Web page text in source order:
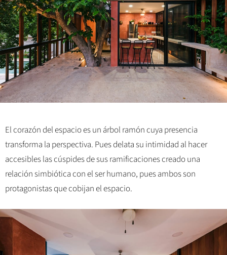
El corazón del espacio es un árbol ramón cuya presencia
transforma la perspectiva. Pues delata su intimidad al hacer
accesibles las cúspides de sus ramificaciones creado una
relación simbiótica con el ser humano, pues ambos son
protagonistas que cobijan el espacio.